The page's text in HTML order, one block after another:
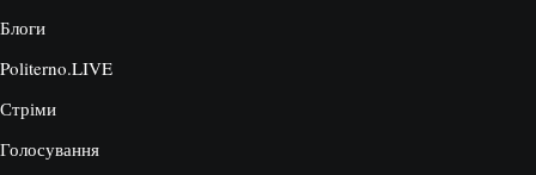
Блоги
Politerno.LIVE
Стріми
Голосування